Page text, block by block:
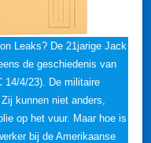
Leaks? De 21jarige Jack
de geschiedenis van
14/4/23). De militaire
kunnen niet anders,
op het vuur. Maar hoe is
bij de Amerikaanse